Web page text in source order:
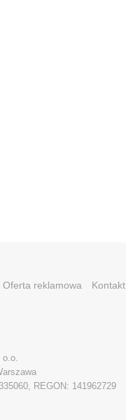
Oferta reklamowa Kontakt
REGON: 141962729